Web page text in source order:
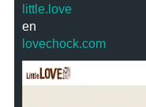
little.love
en
lovechock.com